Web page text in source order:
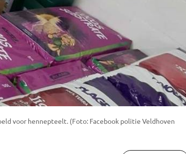
voor hennepteelt. (Foto: Facebook politie Veldhoven